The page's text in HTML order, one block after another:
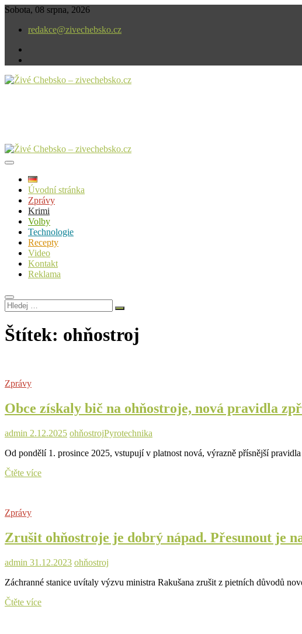
Skip
content
Sobota, 08 srpna, 2026
redakce@zivechebsko.cz
Úvodní stránka
Zprávy
Krimi
Volby
Technologie
Recepty
Video
Kontakt
Reklama
Hledej
…
Štítek: ohňostroj
Zprávy
Obce získaly bič na ohňostroje, nová pravidla
admin 2.12.2025 ohňostrojPyrotechnika
Od pondělí 1. prosince 2025, vstupují v platnost nová, výrazně přísnější
Čtěte víceObce
pravidla
zpřísňují
nákup
na
internetu
Zprávy
Zrušit ohňostroje je dobrý nápad. Přesunout je
admin 31.12.2023 ohňostroj
Záchranné stanice uvítaly výzvu ministra Rakušana zrušit z pietních důvodů
Čtěte víceZrušit